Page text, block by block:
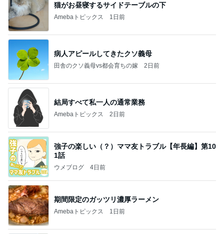
猫がお昼寝するサイドテーブルの下
Amebaトピックス 1日前
病人アピールしてきたクソ義母
田舎のクソ義母vs都会育ちの嫁 2日前
結局すべて私一人の通常業務
Amebaトピックス 2日前
強子の楽しい（？）ママ友トラブル【年長編】第10
1話
ウメブログ 4日前
期間限定のガッツリ濃厚ラーメン
Amebaトピックス 1日前